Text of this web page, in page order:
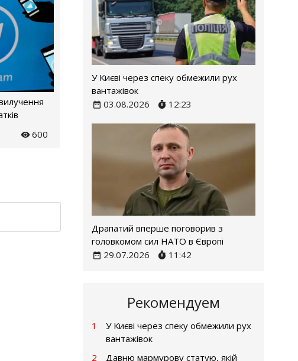
600
У Києві через спеку обмежили рух
вантажівок
03.08.2026
12:23
Драпатий вперше поговорив з
головкомом сил НАТО в Європі
29.07.2026
11:42
Рекомендуем
1
У Києві через спеку обмежили рух
вантажівок
2
Давню мармурову статую, якій